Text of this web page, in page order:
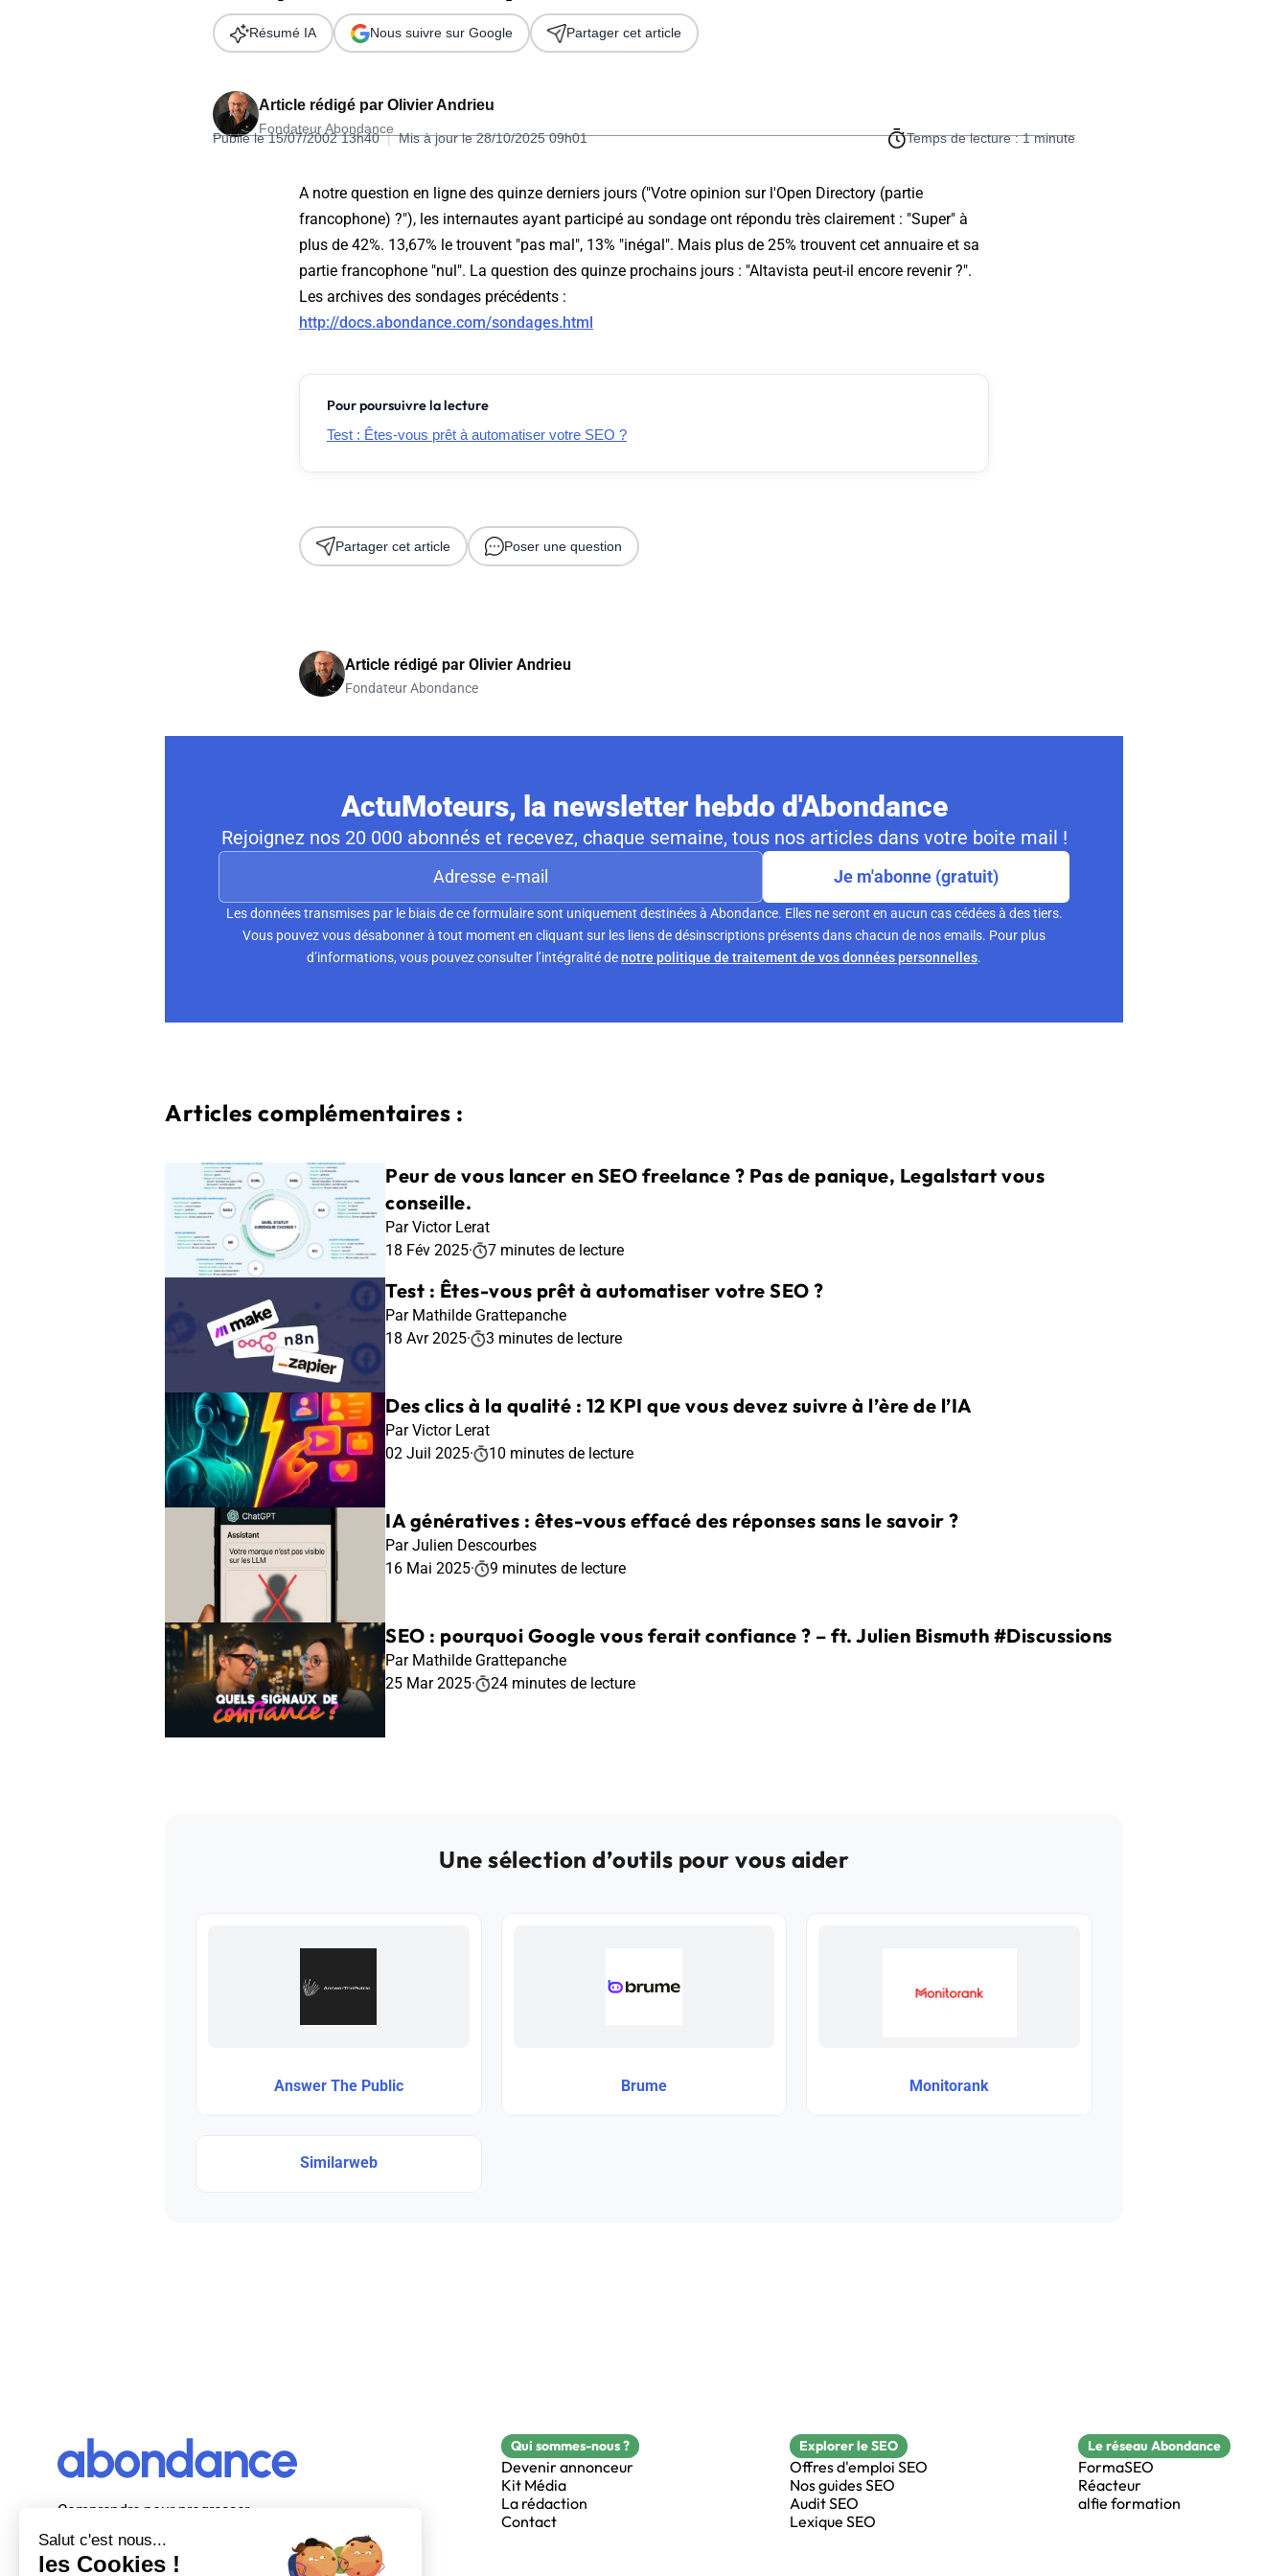
Télécharger l'Ebook
Formation SEO & GEO - Edition 2026
Article rédigé par Olivier Andrieu
Fondateur Abondance
Publié le 15/07/2002 13h40 | Mis à jour le 28/10/2025 09h01 Temps de lecture : 1 minute
Résumé IA Nous suivre sur Google Partager cet article
A notre question en ligne des quinze derniers jours ("Votre opinion sur l'Open Directory (partie
francophone) ?"), les internautes ayant participé au sondage ont répondu très clairement : "Super" à
plus de 42%. 13,67% le trouvent "pas mal", 13% "inégal". Mais plus de 25% trouvent cet annuaire et sa
partie francophone "nul". La question des quinze prochains jours : "Altavista peut-il encore revenir ?".
Les archives des sondages précédents :
http://docs.abondance.com/sondages.html
Pour poursuivre la lecture
Test : Êtes-vous prêt à automatiser votre SEO ?
Partager cet article Poser une question
Article rédigé par Olivier Andrieu
Fondateur Abondance
ActuMoteurs, la newsletter hebdo d'Abondance
Rejoignez nos 20 000 abonnés et recevez, chaque semaine, tous nos articles dans votre boite mail !
Je m'abonne (gratuit)
Les données transmises par le biais de ce formulaire sont uniquement destinées à Abondance. Elles ne seront en aucun cas cédées à des tiers.
Vous pouvez vous désabonner à tout moment en cliquant sur les liens de désinscriptions présents dans chacun de nos emails. Pour plus
d’informations, vous pouvez consulter l’intégralité denotre politique de traitement de vos données personnelles.
Articles complémentaires :
Peur de vous lancer en SEO freelance ? Pas de panique, Legalstart vous
conseille.
Par Victor Lerat
18 Fév 2025· 7 minutes de lecture
Test : Êtes-vous prêt à automatiser votre SEO ?
Par Mathilde Grattepanche
18 Avr 2025· 3 minutes de lecture
Des clics à la qualité : 12 KPI que vous devez suivre à l’ère de l’IA
Par Victor Lerat
02 Juil 2025· 10 minutes de lecture
IA génératives : êtes-vous effacé des réponses sans le savoir ?
Par Julien Descourbes
16 Mai 2025· 9 minutes de lecture
SEO : pourquoi Google vous ferait confiance ? – ft. Julien Bismuth #Discussions
Par Mathilde Grattepanche
25 Mar 2025· 24 minutes de lecture
Une sélection d’outils pour vous aider
Answer The Public Brume Monitorank
Similarweb
Comprendre pour progresser
Abondance, le premier média d’actualité
autour du SEO et des moteurs de recherche
Qui sommes-nous ?
Devenir annonceur
Kit Média
La rédaction
Contact
Explorer le SEO
Offres d'emploi SEO
Nos guides SEO
Audit SEO
Lexique SEO
Le réseau Abondance
FormaSEO
Réacteur
alfie formation